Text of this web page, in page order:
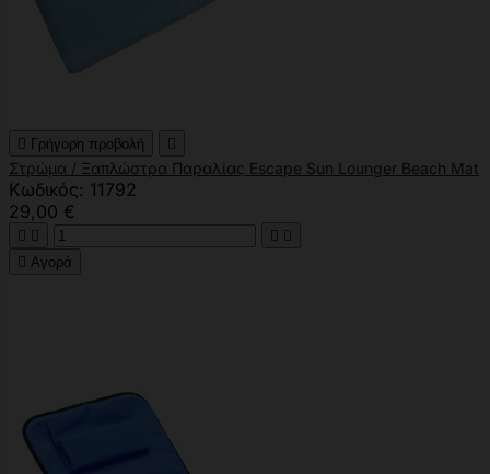
 Γρήγορη προβολή 
Στρώμα / Ξαπλώστρα Παραλίας Escape Sun Lounger Beach Mat
Κωδικός: 11792
29,00 €
   
 Αγορά